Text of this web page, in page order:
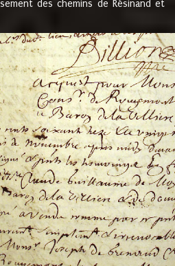
des chemins de Résinand et